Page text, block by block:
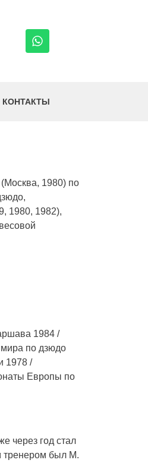
КОНТАКТЫ
1980) по
1980, 1982),
1984 /
по дзюдо
1978 /
Европы по
через год стал
тренером был М.